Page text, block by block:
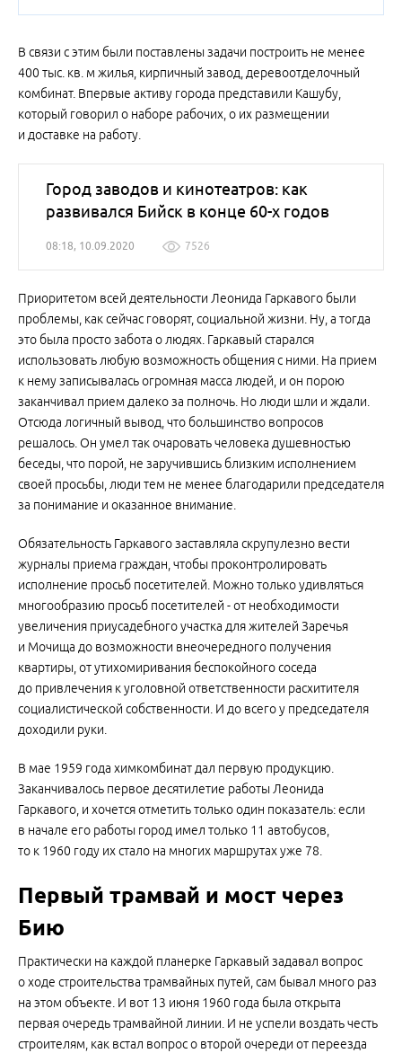
В связи с этим были поставлены задачи построить не менее
400 тыс. кв. м жилья, кирпичный завод, деревоотделочный
комбинат. Впервые активу города представили Кашубу,
который говорил о наборе рабочих, о их размещении
и доставке на работу.
Город заводов и кинотеатров: как
развивался Бийск в конце 60-х годов
08:18, 10.09.2020 7526
Приоритетом всей деятельности Леонида Гаркавого были
проблемы, как сейчас говорят, социальной жизни. Ну, а тогда
это была просто забота о людях. Гаркавый старался
использовать любую возможность общения с ними. На прием
к нему записывалась огромная масса людей, и он порою
заканчивал прием далеко за полночь. Но люди шли и ждали.
Отсюда логичный вывод, что большинство вопросов
решалось. Он умел так очаровать человека душевностью
беседы, что порой, не заручившись близким исполнением
своей просьбы, люди тем не менее благодарили председателя
за понимание и оказанное внимание.
Обязательность Гаркавого заставляла скрупулезно вести
журналы приема граждан, чтобы проконтролировать
исполнение просьб посетителей. Можно только удивляться
многообразию просьб посетителей - от необходимости
увеличения приусадебного участка для жителей Заречья
и Мочища до возможности внеочередного получения
квартиры, от утихомиривания беспокойного соседа
до привлечения к уголовной ответственности расхитителя
социалистической собственности. И до всего у председателя
доходили руки.
В мае 1959 года химкомбинат дал первую продукцию.
Заканчивалось первое десятилетие работы Леонида
Гаркавого, и хочется отметить только один показатель: если
в начале его работы город имел только 11 автобусов,
то к 1960 году их стало на многих маршрутах уже 78.
Первый трамвай и мост через
Бию
Практически на каждой планерке Гаркавый задавал вопрос
о ходе строительства трамвайных путей, сам бывал много раз
на этом объекте. И вот 13 июня 1960 года была открыта
первая очередь трамвайной линии. И не успели воздать честь
строителям, как встал вопрос о второй очереди от переезда